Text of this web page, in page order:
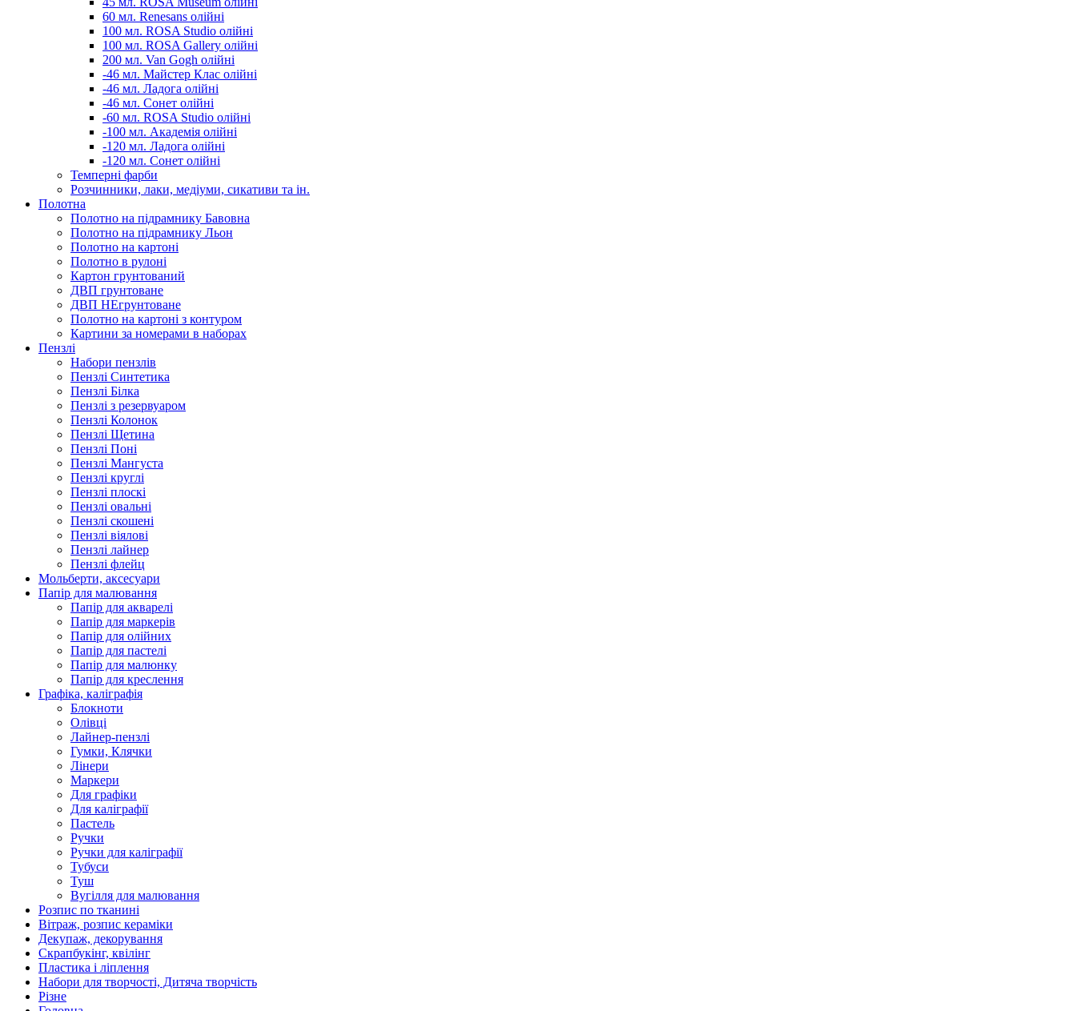
60 мл. Renesans олійні
100 мл. ROSA Studio олійні
100 мл. ROSA Gallery олійні
200 мл. Van Gogh олійні
-46 мл. Майстер Клас олійні
-46 мл. Ладога олійні
-46 мл. Сонет олійні
-60 мл. ROSA Studio олійні
-100 мл. Академія олійні
-120 мл. Ладога олійні
-120 мл. Сонет олійні
Темперні фарби
Розчинники, лаки, медіуми, сикативи та ін.
Полотна
Полотно на підрамнику Бавовна
Полотно на підрамнику Льон
Полотно на картоні
Полотно в рулоні
Картон грунтований
ДВП грунтоване
ДВП НЕгрунтоване
Полотно на картоні з контуром
Картини за номерами в наборах
Пензлі
Набори пензлів
Пензлі Синтетика
Пензлі Білка
Пензлі з резервуаром
Пензлі Колонок
Пензлі Щетина
Пензлі Поні
Пензлі Мангуста
Пензлі круглі
Пензлі плоскі
Пензлі овальні
Пензлі скошені
Пензлі віялові
Пензлі лайнер
Пензлі флейц
Мольберти, аксесуари
Папір для малювання
Папір для акварелі
Папір для маркерів
Папір для олійних
Папір для пастелі
Папір для малюнку
Папір для креслення
Графіка, каліграфія
Блокноти
Олівці
Лайнер-пензлі
Гумки, Клячки
Лінери
Маркери
Для графіки
Для каліграфії
Пастель
Ручки
Ручки для каліграфії
Тубуси
Туш
Вугілля для малювання
Розпис по тканині
Вітраж, розпис кераміки
Декупаж, декорування
Скрапбукінг, квілінг
Пластика і ліплення
Набори для творчості, Дитяча творчість
Різне